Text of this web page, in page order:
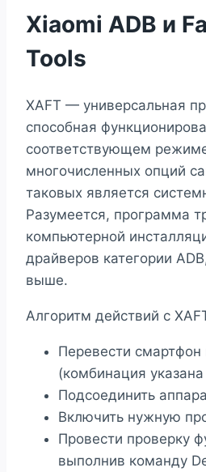
Xiaomi ADB и
Tools
XAFT — универсальная
способная
соответствующем
многочисленных опций
таковых является
Разумеется, программа
компьютерной
драйверов категории
выше.
Алгоритм действий с
Перевести
(комбинация
Подсоединить
Включить нужную
Провести проверку
выполнив команду